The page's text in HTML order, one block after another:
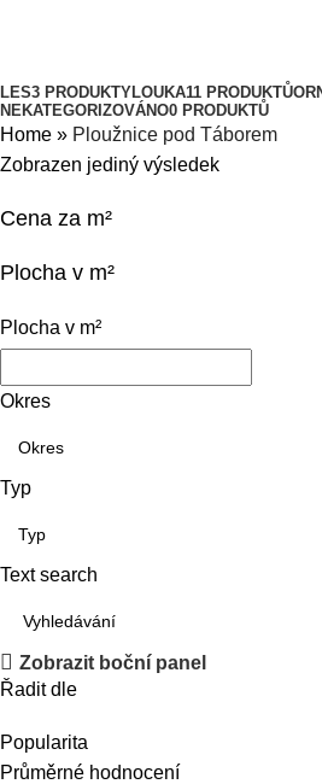
LES3 PRODUKTYLOUKA11 PRODUKTŮ
NEKATEGORIZOVÁNO0 PRODUKTŮ
Home » Ploužnice pod Táborem
Zobrazen jediný výsledek
Cena za m²
Plocha v m²
Plocha v m²
Okres
Typ
Text search
Zobrazit boční panel
Řadit dle
Popularita
Průměrné hodnocení